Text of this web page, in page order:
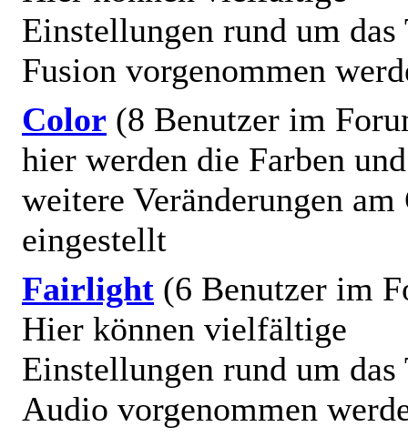
Einstellungen rund um das
Fusion vorgenommen
Color (8 Benutzer im
hier werden die Farben und
weitere Veränderungen
eingestellt
Fairlight (6 Benutzer im
Hier können vielfältige
Einstellungen rund um das
Audio vorgenommen